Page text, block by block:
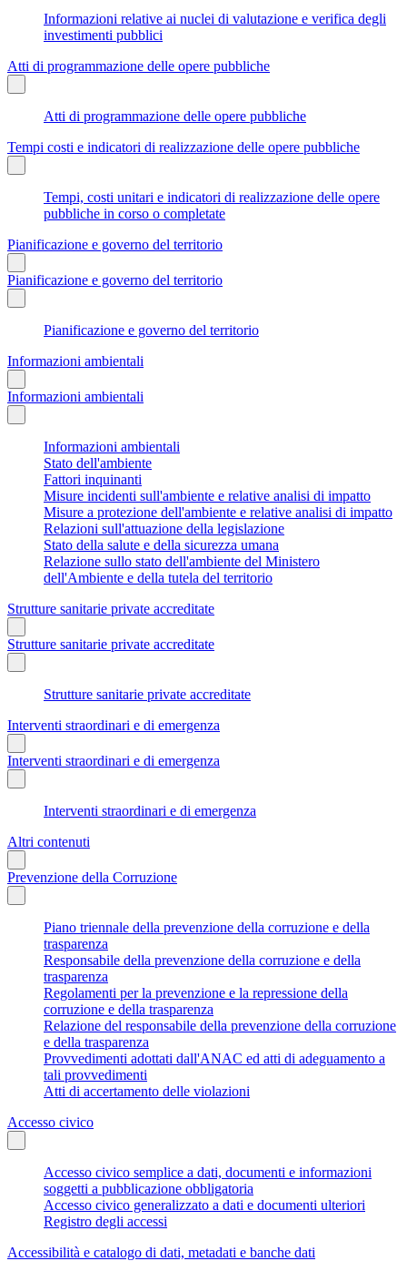
Informazioni relative ai nuclei di valutazione e verifica degli
investimenti pubblici
Atti di programmazione delle opere pubbliche
Atti di programmazione delle opere pubbliche
Tempi costi e indicatori di realizzazione delle opere pubbliche
Tempi, costi unitari e indicatori di realizzazione delle opere
pubbliche in corso o completate
Pianificazione e governo del territorio
Pianificazione e governo del territorio
Pianificazione e governo del territorio
Informazioni ambientali
Informazioni ambientali
Informazioni ambientali
Stato dell'ambiente
Fattori inquinanti
Misure incidenti sull'ambiente e relative analisi di impatto
Misure a protezione dell'ambiente e relative analisi di impatto
Relazioni sull'attuazione della legislazione
Stato della salute e della sicurezza umana
Relazione sullo stato dell'ambiente del Ministero
dell'Ambiente e della tutela del territorio
Strutture sanitarie private accreditate
Strutture sanitarie private accreditate
Strutture sanitarie private accreditate
Interventi straordinari e di emergenza
Interventi straordinari e di emergenza
Interventi straordinari e di emergenza
Altri contenuti
Prevenzione della Corruzione
Piano triennale della prevenzione della corruzione e della
trasparenza
Responsabile della prevenzione della corruzione e della
trasparenza
Regolamenti per la prevenzione e la repressione della
corruzione e della trasparenza
Relazione del responsabile della prevenzione della corruzione
e della trasparenza
Provvedimenti adottati dall'ANAC ed atti di adeguamento a
tali provvedimenti
Atti di accertamento delle violazioni
Accesso civico
Accesso civico semplice a dati, documenti e informazioni
soggetti a pubblicazione obbligatoria
Accesso civico generalizzato a dati e documenti ulteriori
Registro degli accessi
Accessibilità e catalogo di dati, metadati e banche dati